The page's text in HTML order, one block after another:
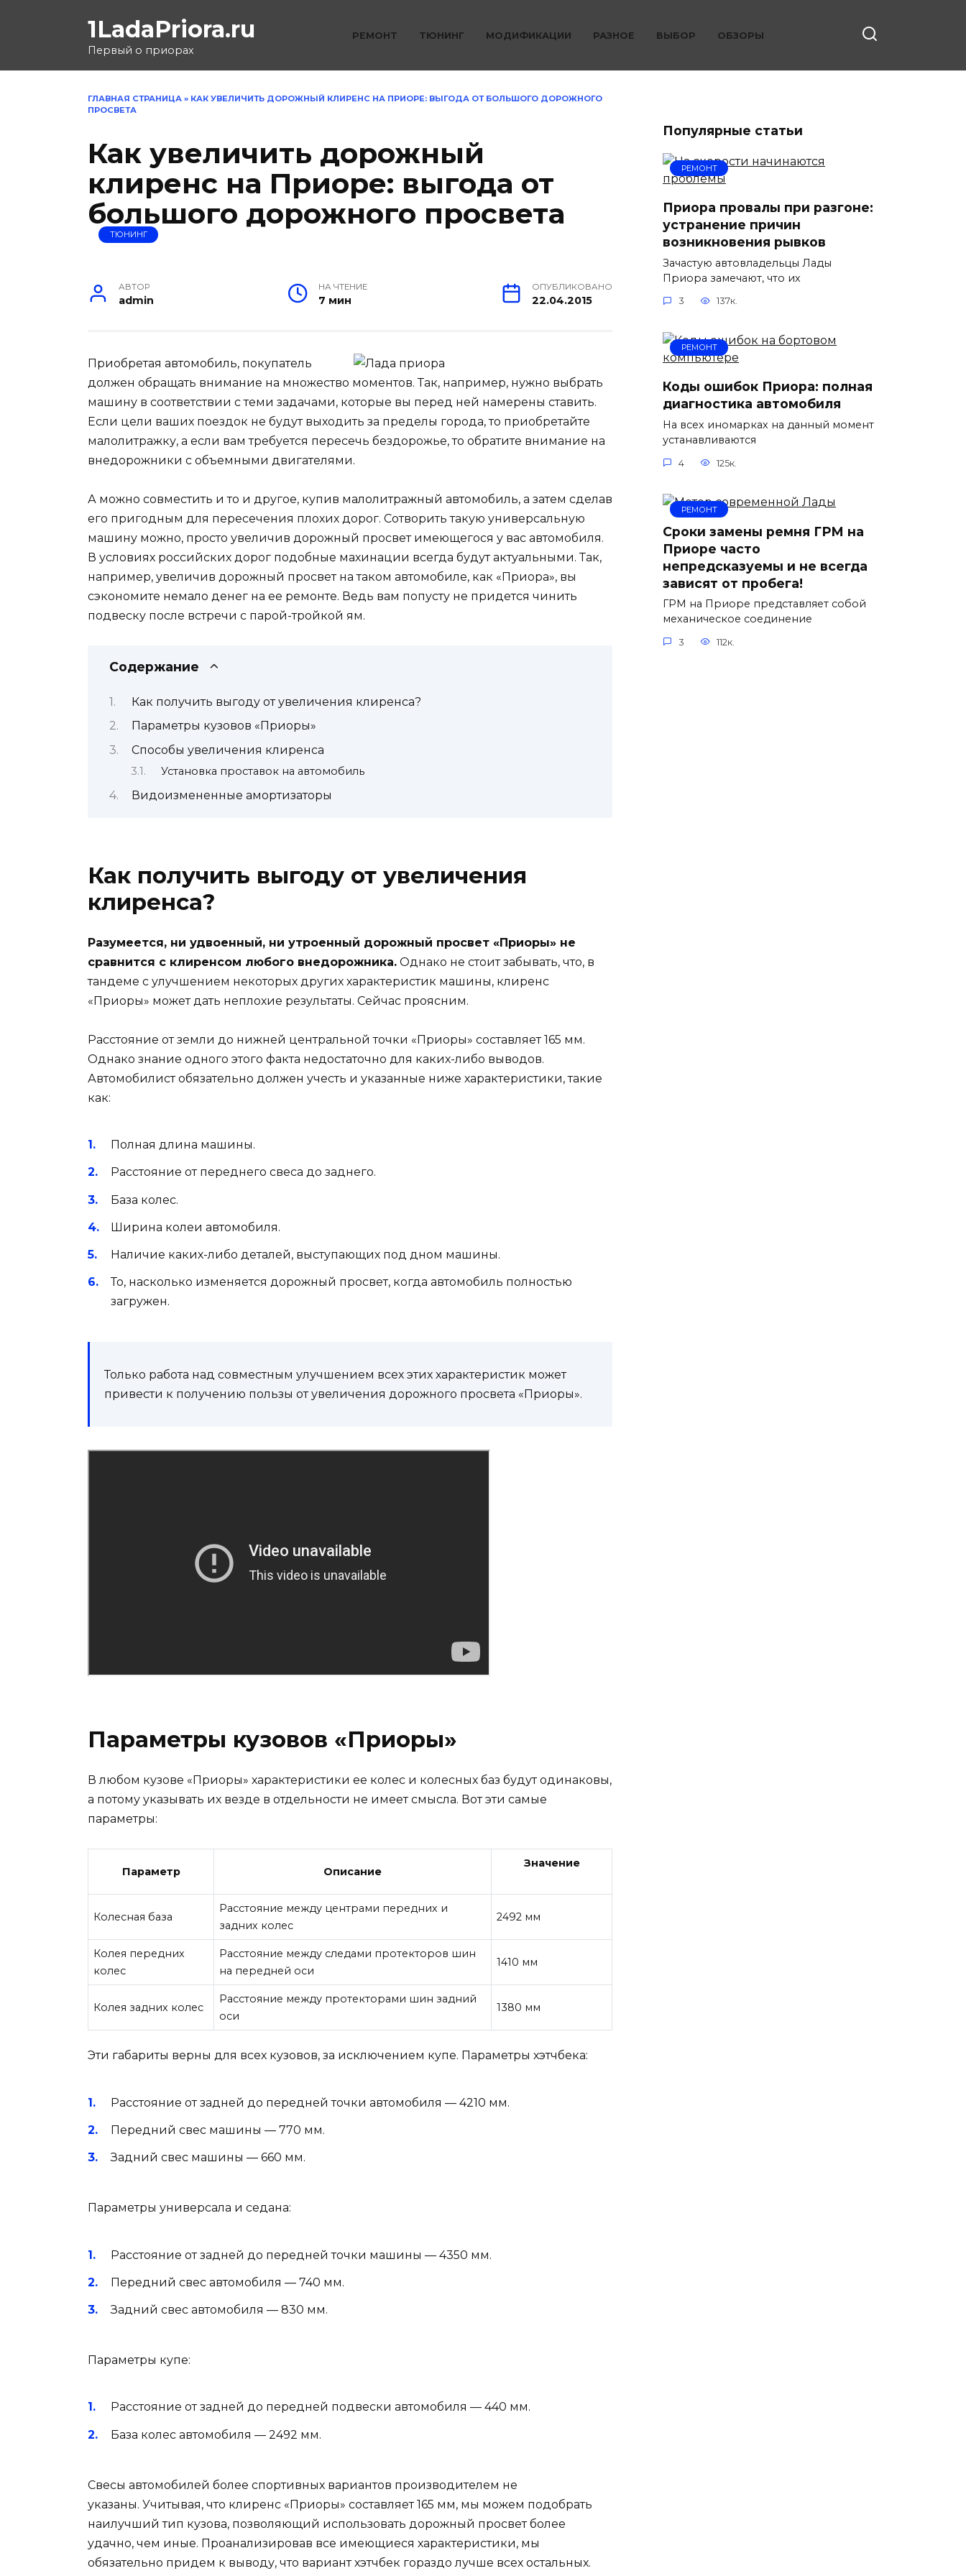
1LadaPriora.ru
Первый о приорах
РЕМОНТ ТЮНИНГ МОДИФИКАЦИИ РАЗНОЕ ВЫБОР ОБЗОРЫ
ГЛАВНАЯ СТРАНИЦА » КАК УВЕЛИЧИТЬ ДОРОЖНЫЙ КЛИРЕНС НА ПРИОРЕ: ВЫГОДА ОТ БОЛЬШОГО ДОРОЖНОГО
ПРОСВЕТА
Как увеличить дорожный
клиренс на Приоре: выгода от
большого дорожного просвета
ТЮНИНГ
АВТОР
admin
НА ЧТЕНИЕ
7 мин
ОПУБЛИКОВАНО
22.04.2015
Приобретая автомобиль, покупатель
должен обращать внимание на множество моментов. Так, например, нужно выбрать
машину в соответствии с теми задачами, которые вы перед ней намерены ставить.
Если цели ваших поездок не будут выходить за пределы города, то приобретайте
малолитражку, а если вам требуется пересечь бездорожье, то обратите внимание на
внедорожники с объемными двигателями.
А можно совместить и то и другое, купив малолитражный автомобиль, а затем сделав
его пригодным для пересечения плохих дорог. Сотворить такую универсальную
машину можно, просто увеличив дорожный просвет имеющегося у вас автомобиля.
В условиях российских дорог подобные махинации всегда будут актуальными. Так,
например, увеличив дорожный просвет на таком автомобиле, как «Приора», вы
сэкономите немало денег на ее ремонте. Ведь вам попусту не придется чинить
подвеску после встречи с парой-тройкой ям.
Содержание
Как получить выгоду от увеличения клиренса?
Параметры кузовов «Приоры»
Способы увеличения клиренса
Установка проставок на автомобиль
Видоизмененные амортизаторы
Как получить выгоду от увеличения
клиренса?
Разумеется, ни удвоенный, ни утроенный дорожный просвет «Приоры» не
сравнится с клиренсом любого внедорожника. Однако не стоит забывать, что, в
тандеме с улучшением некоторых других характеристик машины, клиренс
«Приоры» может дать неплохие результаты. Сейчас проясним.
Расстояние от земли до нижней центральной точки «Приоры» составляет 165 мм.
Однако знание одного этого факта недостаточно для каких-либо выводов.
Автомобилист обязательно должен учесть и указанные ниже характеристики, такие
как:
Полная длина машины.
Расстояние от переднего свеса до заднего.
База колес.
Ширина колеи автомобиля.
Наличие каких-либо деталей, выступающих под дном машины.
То, насколько изменяется дорожный просвет, когда автомобиль полностью
загружен.
Только работа над совместным улучшением всех этих характеристик может
привести к получению пользы от увеличения дорожного просвета «Приоры».
Параметры кузовов «Приоры»
В любом кузове «Приоры» характеристики ее колес и колесных баз будут одинаковы,
а потому указывать их везде в отдельности не имеет смысла. Вот эти самые
параметры:
Параметр Описание
Значение
Колесная база
Расстояние между центрами передних и
задних колес
2492 мм
Колея передних
колес
Расстояние между следами протекторов шин
на передней оси
1410 мм
Колея задних колес
Расстояние между протекторами шин задний
оси
1380 мм
Эти габариты верны для всех кузовов, за исключением купе. Параметры хэтчбека:
Расстояние от задней до передней точки автомобиля — 4210 мм.
Передний свес машины — 770 мм.
Задний свес машины — 660 мм.
Параметры универсала и седана:
Расстояние от задней до передней точки машины — 4350 мм.
Передний свес автомобиля — 740 мм.
Задний свес автомобиля — 830 мм.
Параметры купе:
Расстояние от задней до передней подвески автомобиля — 440 мм.
База колес автомобиля — 2492 мм.
Свесы автомобилей более спортивных вариантов производителем не
указаны. Учитывая, что клиренс «Приоры» составляет 165 мм, мы можем подобрать
наилучший тип кузова, позволяющий использовать дорожный просвет более
удачно, чем иные. Проанализировав все имеющиеся характеристики, мы
обязательно придем к выводу, что вариант хэтчбек гораздо лучше всех остальных.
Популярные статьи
РЕМОНТ
Приора провалы при разгоне:
устранение причин
возникновения рывков
Зачастую автовладельцы Лады
Приора замечают, что их
3 137к.
РЕМОНТ
Коды ошибок Приора: полная
диагностика автомобиля
На всех иномарках на данный момент
устанавливаются
4 125к.
РЕМОНТ
Сроки замены ремня ГРМ на
Приоре часто
непредсказуемы и не всегда
зависят от пробега!
ГРМ на Приоре представляет собой
механическое соединение
3 112к.